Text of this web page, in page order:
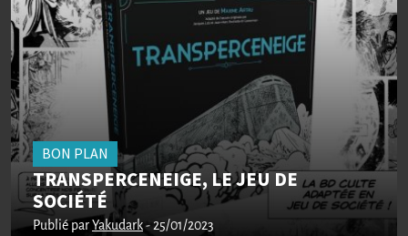
BON PLAN
TRANSPERCENEIGE, LE JEU DE
SOCIÉTÉ
Publié parYakudark- 25/01/2023